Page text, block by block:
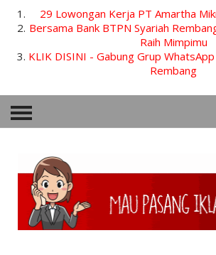
29 Lowongan Kerja PT Amartha
Bersama Bank BTPN Syariah
Raih Mimpimu
KLIK DISINI - Gabung Grup
Rembang
HOME
SMP